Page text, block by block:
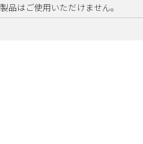
品はご使用いただけません。